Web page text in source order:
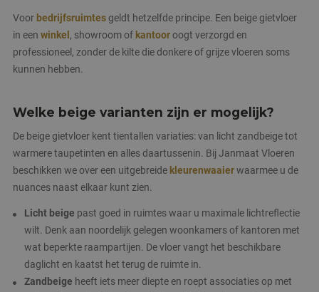
Voor bedrijfsruimtes geldt hetzelfde principe. Een beige gietvloer
in een winkel , showroom of kantooroogt verzorgd en
professioneel, zonder de kilte die donkere of grijze vloeren soms
kunnen hebben.
Welke beige varianten zijn er mogelijk?
De beige gietvloer kent tientallen variaties: van licht zandbeige tot
warmere taupetinten en alles daartussenin. Bij Janmaat Vloeren
beschikken we over een uitgebreide kleurenwaaierwaarmee u de
nuances naast elkaar kunt zien.
Licht beige past goed in ruimtes waar u maximale lichtreflectie
wilt. Denk aan noordelijk gelegen woonkamers of kantoren met
wat beperkte raampartijen. De vloer vangt het beschikbare
daglicht en kaatst het terug de ruimte in.
Zandbeige heeft iets meer diepte en roept associaties op met